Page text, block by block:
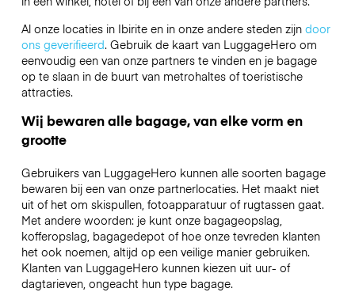
Al onze locaties in Ibirite en in onze andere steden zijn door
ons geverifieerd. Gebruik de kaart van LuggageHero om
eenvoudig een van onze partners te vinden en je bagage
op te slaan in de buurt van metrohaltes of toeristische
attracties.
Wij bewaren alle bagage, van elke vorm en
grootte
Gebruikers van LuggageHero kunnen alle soorten bagage
bewaren bij een van onze partnerlocaties. Het maakt niet
uit of het om skispullen, fotoapparatuur of rugtassen gaat.
Met andere woorden: je kunt onze bagageopslag,
kofferopslag, bagagedepot of hoe onze tevreden klanten
het ook noemen, altijd op een veilige manier gebruiken.
Klanten van LuggageHero kunnen kiezen uit uur- of
dagtarieven, ongeacht hun type bagage.